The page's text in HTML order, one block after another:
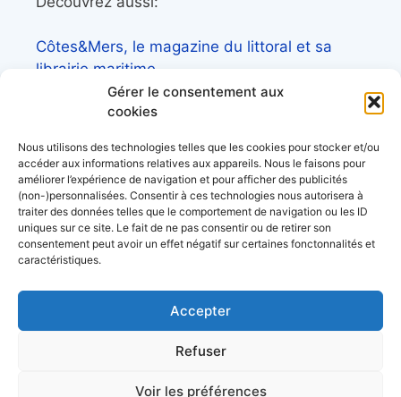
Gérer le consentement aux
cookies
Nous utilisons des technologies telles que les cookies pour stocker et/ou
accéder aux informations relatives aux appareils. Nous le faisons pour
améliorer l’expérience de navigation et pour afficher des publicités
(non-)personnalisées. Consentir à ces technologies nous autorisera à
traiter des données telles que le comportement de navigation ou les ID
uniques sur ce site. Le fait de ne pas consentir ou de retirer son
consentement peut avoir un effet négatif sur certaines fonctonnalités et
caractéristiques.
Accepter
Refuser
Voir les préférences
Côtes&Mers, le magazine du littoral et sa
librairie maritime
Mers&Montagnes, Equipement outdoor pour
le trek et le raid nautique
BoatingAds, le site d’annonces bateaux
européen
Stock images by
datos personales